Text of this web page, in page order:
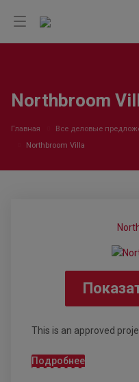
Northbroom
Главная Все деловые
Northbroom Villa
This is an approved
Подробнее